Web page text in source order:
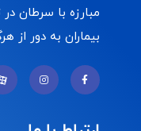
مبارزه با سرطان
بیماران به دور از